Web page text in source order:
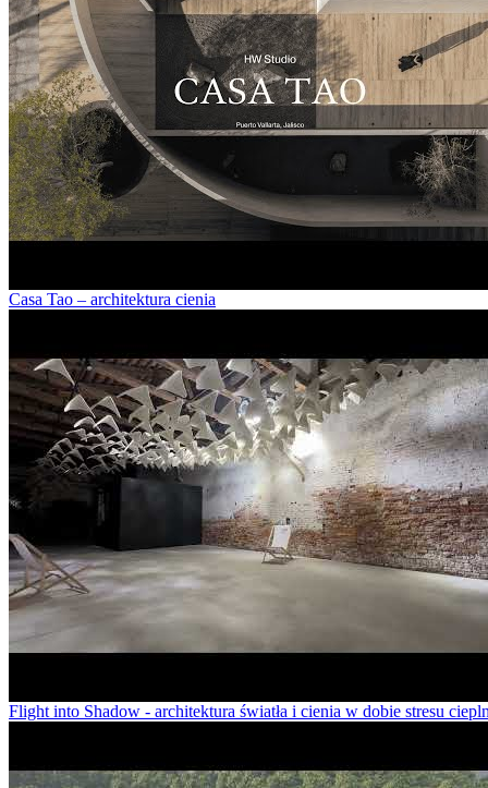
Casa Tao – architektura cienia
Flight into Shadow - architektura światła i cienia w dobie stresu